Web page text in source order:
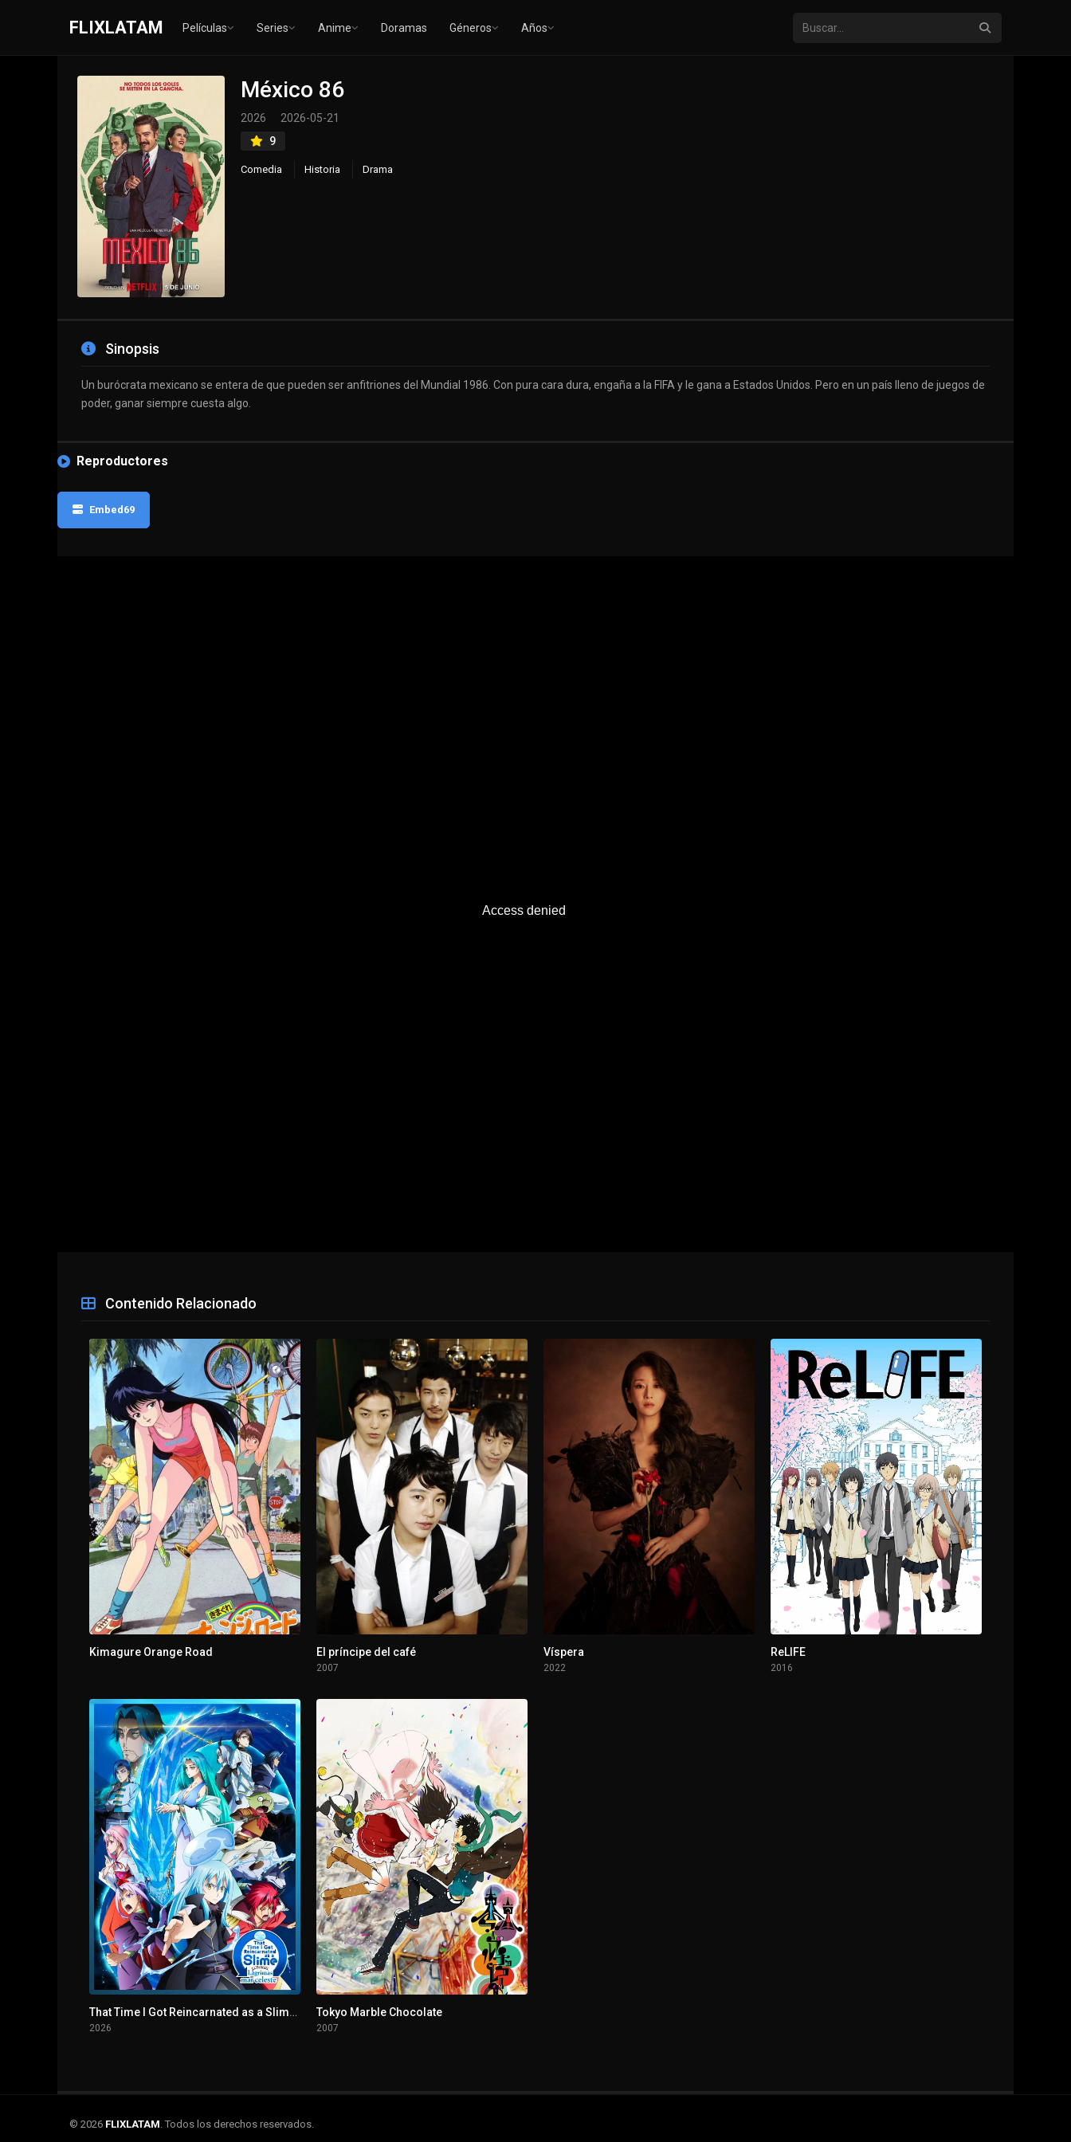
FLIXLATAM Películas Series Anime Doramas Géneros Años
México 86
2026
2026-05-21
9
Comedia Historia Drama
Sinopsis
Un burócrata mexicano se entera de que pueden ser anfitriones del Mundial 1986. Con pura cara dura, engaña a la FIFA y le gana a Estados Unidos. Pero en un país lleno de juegos de
poder, ganar siempre cuesta algo.
Reproductores
Embed69
Contenido Relacionado
Kimagure Orange Road El príncipe del café
2007
Víspera
2022
ReLIFE
2016
That Time I Got Reincarnated as a Slime. La película: Lágrimas del mar celeste
2026
Tokyo Marble Chocolate
2007
© 2026 FLIXLATAM. Todos los derechos reservados.